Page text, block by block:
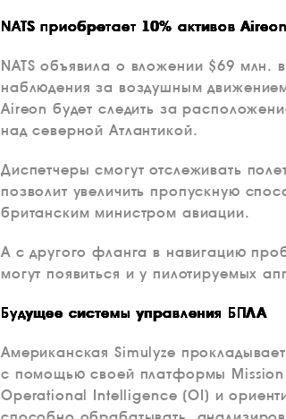
NATS приобретает 10% активов Aireon
NATS объявила о вложении $69
наблюдения за воздушным
Aireon будет следить за
над северной Атлантикой.
Диспетчеры смогут отслеживать
позволит увеличить пропускную
британским министром авиации.
А с другого фланга в навигацию
могут появиться и у пилотируемых
Будущее системы управления БПЛА
Американская Simulyze
с помощью своей платформы
Operational Intelligence (OI) и